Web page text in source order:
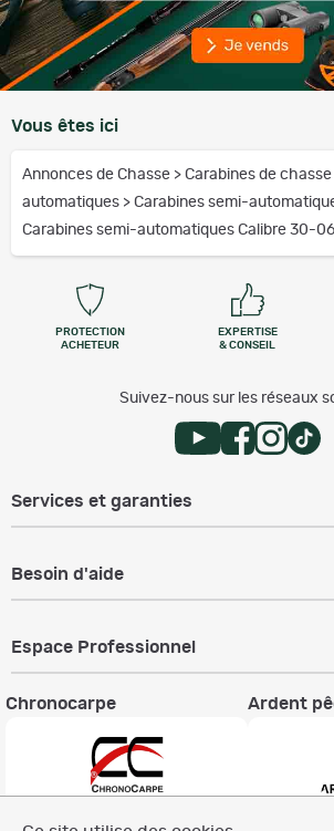
Vous êtes ici
Annonces de Chasse > Carabines de chasse
automatiques > Carabines semi-
Carabines semi-automatiques Calibre 30-
PROTECTION
ACHETEUR
EXPERTISE
& CONSEIL
Suivez-nous sur les réseaux
Services et garanties
Besoin d'aide
Espace Professionnel
Chronocarpe Ardent